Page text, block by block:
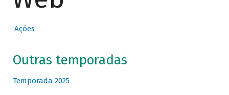
Ações
Outras temporadas
Temporada 2025